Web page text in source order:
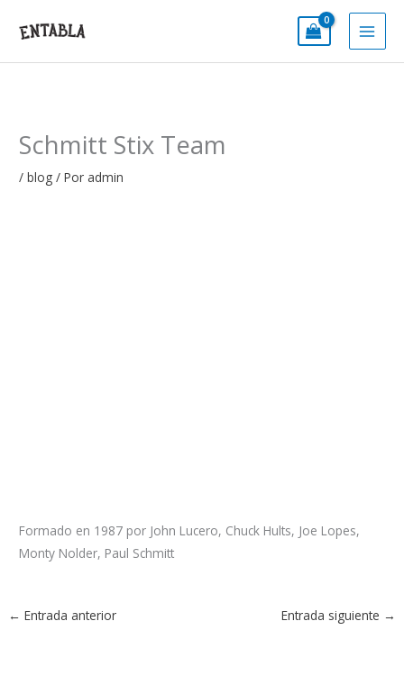
Schmitt Stix Team
/blog / Por admin
Formado en 1987 por John Lucero, Chuck Hults, Joe Lopes,
Monty Nolder, Paul Schmitt
← Entrada anterior Entrada siguiente →